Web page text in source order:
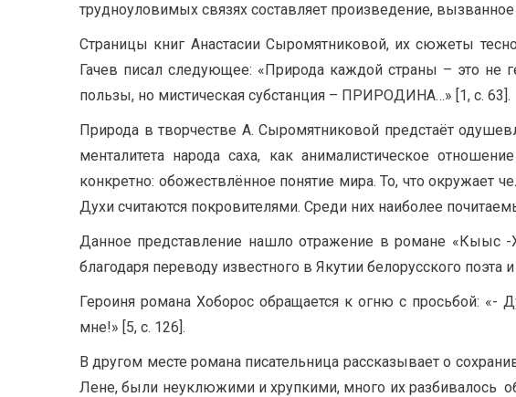
трудноуловимых связях составляет произведение,
Страницы книг Анастасии Сыромятниковой, их сюжеты
Гачев писал следующее: «Природа каждой страны – это не
пользы, но мистическая субстанция – ПРИРОДИНА…» [1, с. 63].
Природа в творчестве А. Сыромятниковой предстаёт
менталитета народа саха, как анималистическое
конкретно: обожествлённое понятие мира. То, что окружает
Духи считаются покровителями. Среди них наиболее
Данное представление нашло отражение в романе «Кыыс -
благодаря переводу известного в Якутии белорусского поэта
Героиня романа Хоборос обращается к огню с просьбой: «-
мне!» [5, с. 126].
В другом месте романа писательница рассказывает о
Лене, были неуклюжими и хрупкими, много их разбивалось